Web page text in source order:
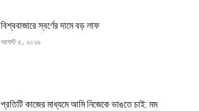
বিশ্ববাজারে স্বর্ণের দামে বড় লাফ
আগস্ট ৫, ২০২৬
প্রতিটি কাজের মাধ্যমে আমি নিজেকে ভাঙতে চাই: মম